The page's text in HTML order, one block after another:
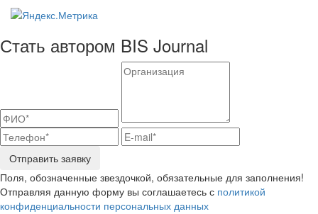
Стать автором BIS Journal
Отправить заявку
Поля, обозначенные звездочкой, обязательные для заполнения!
Отправляя данную форму вы соглашаетесь с политикой
конфиденциальности персональных данных